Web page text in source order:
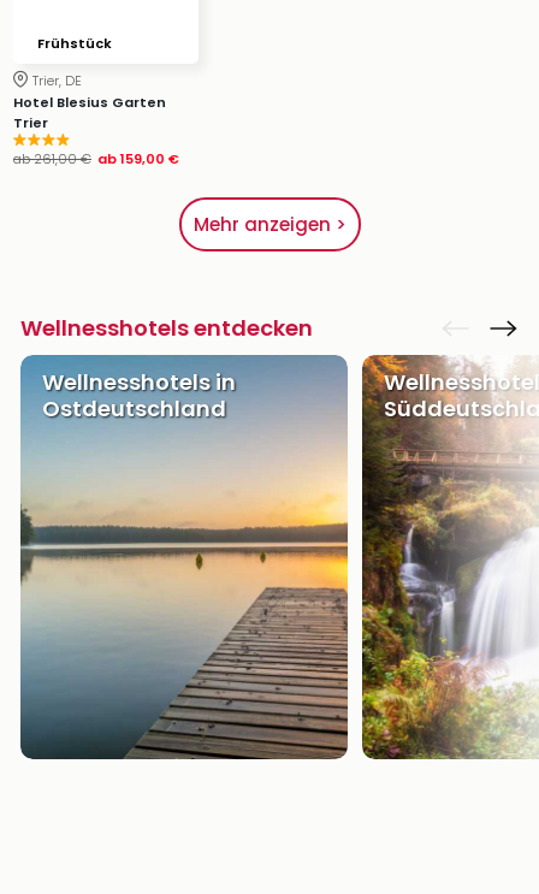
Frühstück
Trier, DE
Hotel Blesius Garten
Trier
ab261,00 € ab159,00 €
Mehr anzeigen >
Wellnesshotels entdecken
Wellnesshotels in
Ostdeutschland